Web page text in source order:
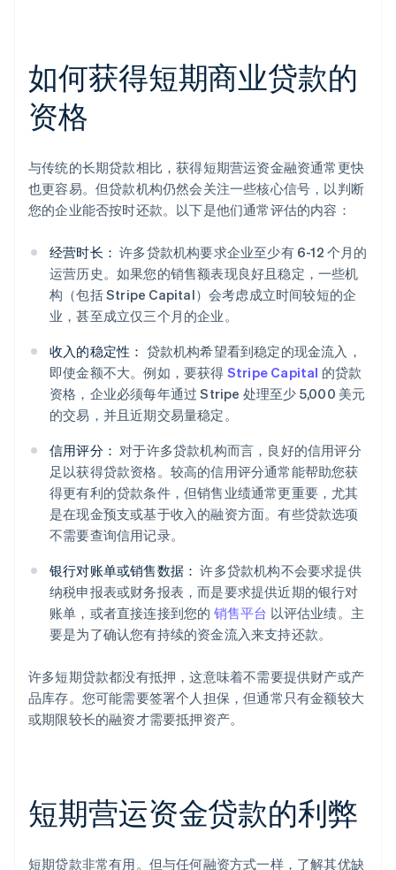
如何获得短期商业贷款的
资格
与传统的长期贷款相比，获得短期营运资金融资通常更快
也更容易。但贷款机构仍然会关注一些核心信号，以判断
您的企业能否按时还款。以下是他们通常评估的内容：
经营时长： 许多贷款机构要求企业至少有 6-12 个月的
运营历史。如果您的销售额表现良好且稳定，一些机
构（包括 Stripe Capital）会考虑成立时间较短的企
业，甚至成立仅三个月的企业。
收入的稳定性： 贷款机构希望看到稳定的现金流入，
即使金额不大。例如，要获得 Stripe Capital 的贷款
资格，企业必须每年通过 Stripe 处理至少 5,000 美元
的交易，并且近期交易量稳定。
信用评分： 对于许多贷款机构而言，良好的信用评分
足以获得贷款资格。较高的信用评分通常能帮助您获
得更有利的贷款条件，但销售业绩通常更重要，尤其
是在现金预支或基于收入的融资方面。有些贷款选项
不需要查询信用记录。
银行对账单或销售数据： 许多贷款机构不会要求提供
纳税申报表或财务报表，而是要求提供近期的银行对
账单，或者直接连接到您的 销售平台 以评估业绩。主
要是为了确认您有持续的资金流入来支持还款。
许多短期贷款都没有抵押，这意味着不需要提供财产或产
品库存。您可能需要签署个人担保，但通常只有金额较大
或期限较长的融资才需要抵押资产。
短期营运资金贷款的利弊
短期贷款非常有用。但与任何融资方式一样，了解其优缺